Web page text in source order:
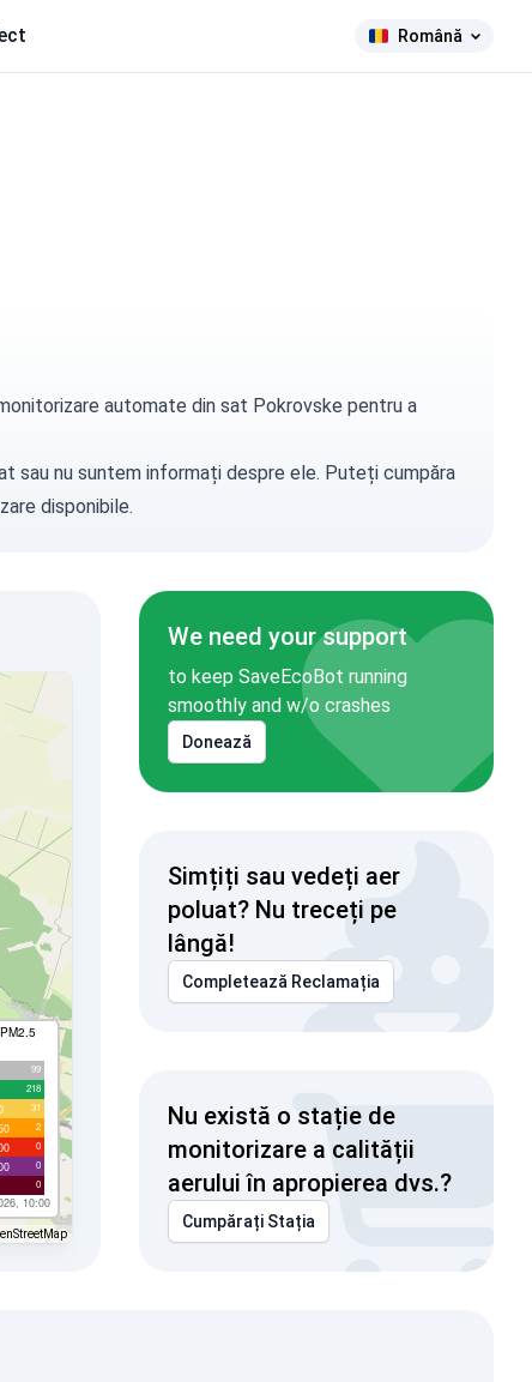
Română
automate din sat Pokrovske pentru a
sau nu suntem informați despre ele. Puteți cumpăra
disponibile.
99
218
31
2
0
0
0
10:00
We need your support
to keep SaveEcoBot running
smoothly and w/o crashes
Donează
Simțiți sau vedeți aer
poluat? Nu treceți pe
lângă!
Completează Reclamația
Nu există o stație de
monitorizare a calității
aerului în apropierea dvs.?
Cumpărați Stația